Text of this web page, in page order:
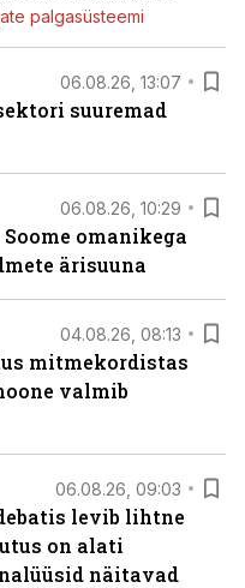
palgasüsteemi
06.08.26, 13:07
suuremad
06.08.26, 10:29
omanikega
ärisuuna
04.08.26, 08:13
mitmekordistas
valmib
06.08.26, 09:03
levib lihtne
on alati
näitavad